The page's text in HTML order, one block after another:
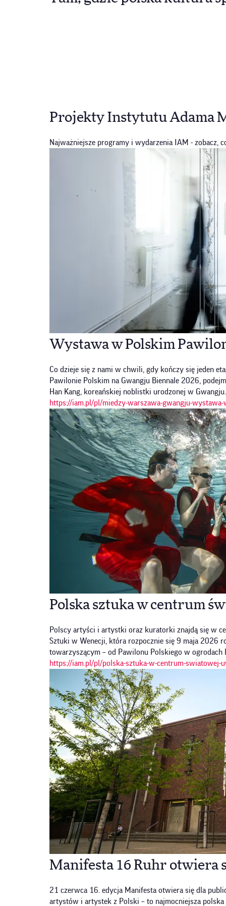
Projekty Instytutu Adama
Najważniejsze programy i wydarzenia IAM - zobacz,
Wystawa w Polskim
Co dzieje się z nami w chwili, gdy kończy się jeden
Pawilonie Polskim na Gwangju Biennale 2026,
Han Kang, koreańskiej noblistki urodzonej w Gwangju.
https://iam.pl/pl/miedzy-warszawa-gwangju-wystawa-
Polska sztuka w centrum
Polscy artyści i artystki oraz kuratorki znajdą się w
Sztuki w Wenecji, która rozpocznie się 9 maja 2026
towarzyszącym – od Pawilonu Polskiego w ogrodach
https://iam.pl/pl/polska-sztuka-w-centrum-swiatowej-
Manifesta 16 Ruhr otwiera
21 czerwca 16. edycja Manifesta otwiera się dla
artystów i artystek z Polski – to najmocniejsza